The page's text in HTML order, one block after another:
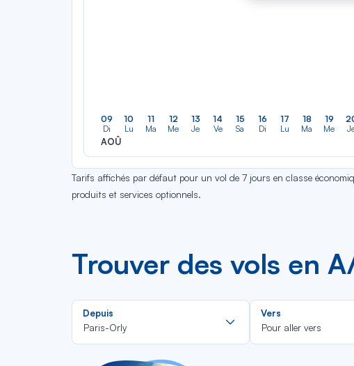
09
Di
AOÛ
10
Lu
11
Ma
12
Me
13
Je
14
Ve
15
Sa
16
Di
17
Lu
18
Ma
19
Me
Tarifs affichés par défaut pour un vol de 7 jours en classe
produits et services optionnels.
Trouver des vols en
Depuis
Paris-Orly
Rechercher
dans
la
Vers
Pour aller vers